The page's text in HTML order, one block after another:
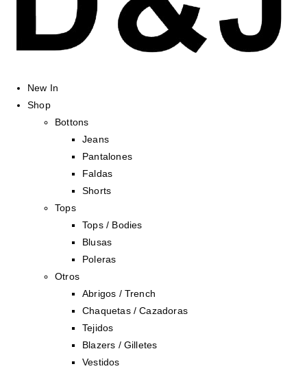
New In
Shop
Bottons
Jeans
Pantalones
Faldas
Shorts
Tops
Tops / Bodies
Blusas
Poleras
Otros
Abrigos / Trench
Chaquetas / Cazadoras
Tejidos
Blazers / Gilletes
Vestidos